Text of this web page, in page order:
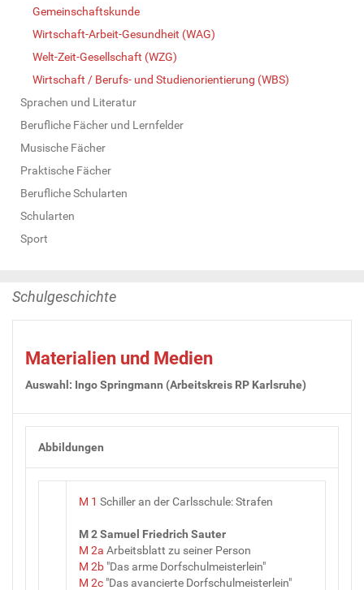
Gemeinschaftskunde
Wirtschaft-Arbeit-Gesundheit (WAG)
Welt-Zeit-Gesellschaft (WZG)
Wirtschaft / Berufs- und Studienorientierung (WBS)
Sprachen und Literatur
Berufliche Fächer und Lernfelder
Musische Fächer
Praktische Fächer
Berufliche Schularten
Schularten
Sport
Schulgeschichte
Materialien und Medien
Auswahl: Ingo Springmann (Arbeitskreis RP Karlsruhe)
Abbildungen
M 1 Schiller an der Carlsschule: Strafen
M 2 Samuel Friedrich Sauter
M 2a Arbeitsblatt zu seiner Person
M 2b "Das arme Dorfschulmeisterlein"
M 2c "Das avancierte Dorfschulmeisterlein"